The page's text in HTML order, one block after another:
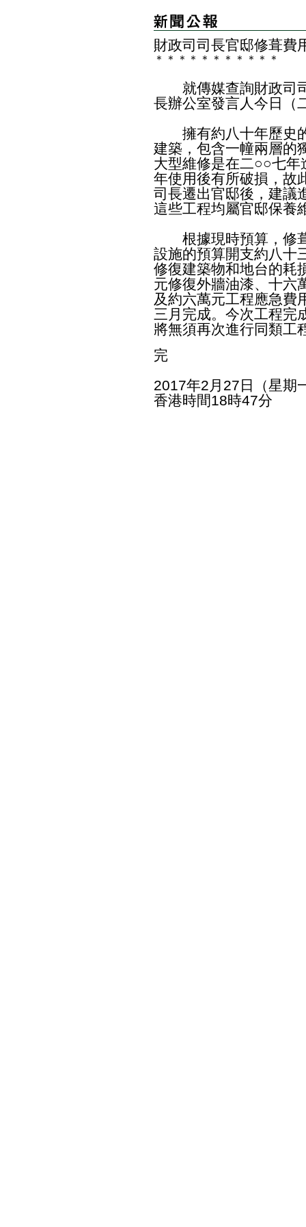
財政司司長官邸修葺費
＊ ＊ ＊ ＊ ＊ ＊ ＊ ＊ ＊ ＊ ＊
就傳媒查詢財政司司
長辦公室發言人今日（
擁有約八十年歷史的
建築，包含一幢兩層的
大型維修是在二○○七年
年使用後有所破損，故
司長遷出官邸後，建議
這些工程均屬官邸保養
根據現時預算，修葺
設施的預算開支約八十
修復建築物和地台的耗
元修復外牆油漆、十六
及約六萬元工程應急費
三月完成。今次工程完
將無須再次進行同類工
完
2017年2月27日（星期
香港時間18時47分